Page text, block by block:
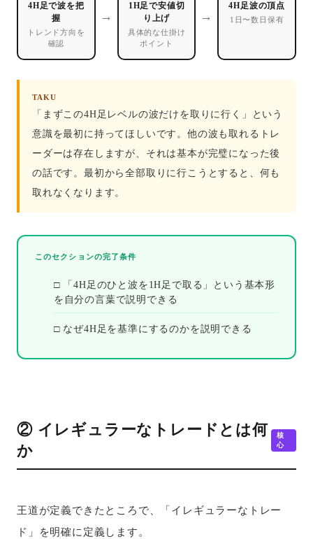
4H足で波を把
握
トレンド方向を
確認
→
1H足で安値切
り上げ
具体的な仕掛け
ポイント
→
4H足波の頂点
1日〜数日保有
TAKU
「まずこの4H足レベルの波だけを取りに行く」という
意識を最初に持ってほしいです。他の波も取れるトレ
ーダーは存在しますが、それは基本が完璧になった後
の話です。最初から全部取りに行こうとすると、何も
取れなくなります。
このセクションの完了条件
□ 「4H足のひと波を1H足で取る」という基本形
を自分の言葉で説明できる
□ なぜ4H足を基準にするのかを説明できる
② イレギュラーなトレードとは何
か
核
心
王道が定義できたところで、「イレギュラーなトレー
ド」を明確に定義します。